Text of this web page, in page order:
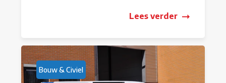
Lees verder
Bouw & Civiel